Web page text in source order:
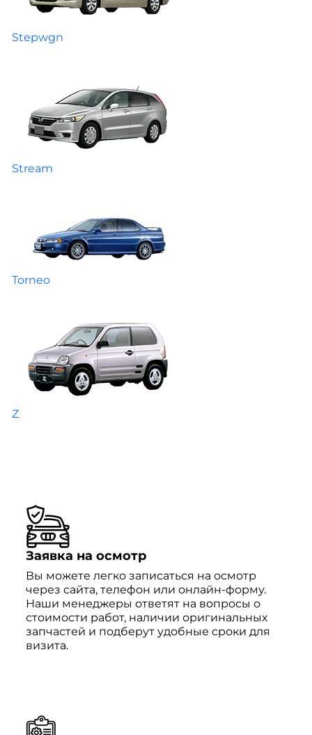
Stepwgn
Stream
Torneo
Z
Заявка на осмотр
Вы можете легко записаться на осмотр
через сайта, телефон или онлайн-форму.
Наши менеджеры ответят на вопросы о
стоимости работ, наличии оригинальных
запчастей и подберут удобные сроки для
визита.